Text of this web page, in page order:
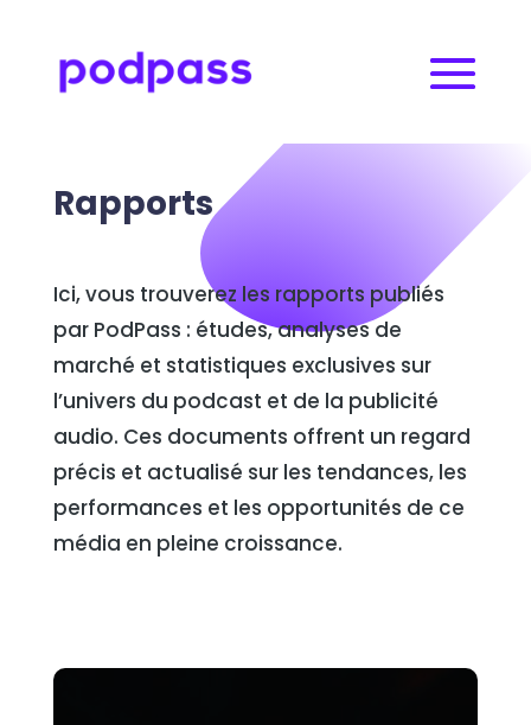
Rapports
Ici, vous trouverez les rapports publiés
par PodPass : études, analyses de
marché et statistiques exclusives sur
l’univers du podcast et de la publicité
audio. Ces documents offrent un regard
précis et actualisé sur les tendances, les
performances et les opportunités de ce
média en pleine croissance.